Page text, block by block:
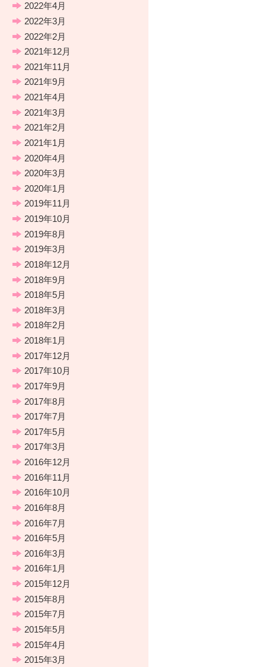
2022年4月
2022年3月
2022年2月
2021年12月
2021年11月
2021年9月
2021年4月
2021年3月
2021年2月
2021年1月
2020年4月
2020年3月
2020年1月
2019年11月
2019年10月
2019年8月
2019年3月
2018年12月
2018年9月
2018年5月
2018年3月
2018年2月
2018年1月
2017年12月
2017年10月
2017年9月
2017年8月
2017年7月
2017年5月
2017年3月
2016年12月
2016年11月
2016年10月
2016年8月
2016年7月
2016年5月
2016年3月
2016年1月
2015年12月
2015年8月
2015年7月
2015年5月
2015年4月
2015年3月